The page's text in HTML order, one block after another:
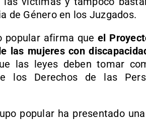
de Género en los Juzgados.
popular afirma queel
las mujeres con
las leyes deben tomar
los Derechos de las
popular ha presentado